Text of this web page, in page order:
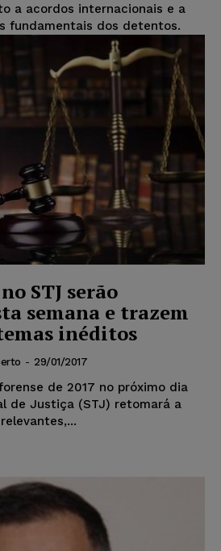
a acordos internacionais e a
fundamentais dos detentos.
STJ serão
semana e trazem
inéditos
- 29/01/2017
de 2017 no próximo dia
de Justiça (STJ) retomará a